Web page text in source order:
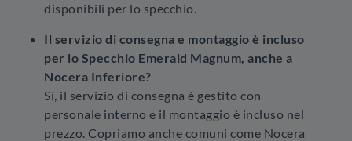
disponibili per lo specchio.
Il servizio di consegna e montaggio è incluso
per lo Specchio Emerald Magnum, anche a
Nocera Inferiore?
Sì, il servizio di consegna è gestito con
personale interno e il montaggio è incluso nel
prezzo. Copriamo anche comuni come Nocera